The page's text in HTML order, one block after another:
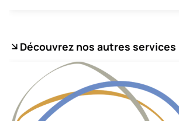
Découvrez nos autres services